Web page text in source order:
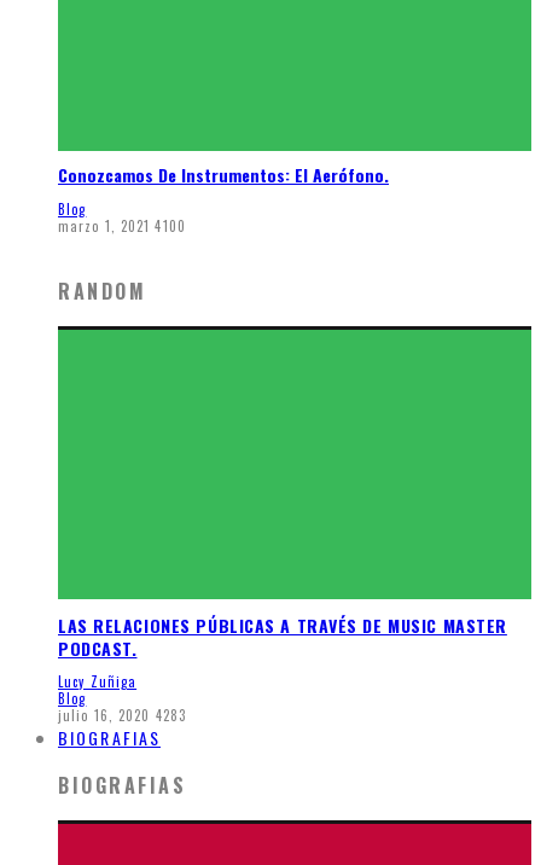
Conozcamos De Instrumentos: El Aerófono.
Blog
marzo 1, 2021 4100
RANDOM
LAS RELACIONES PÚBLICAS A TRAVÉS DE MUSIC MASTER
PODCAST.
Lucy Zuñiga
Blog
julio 16, 2020 4283
BIOGRAFIAS
BIOGRAFIAS